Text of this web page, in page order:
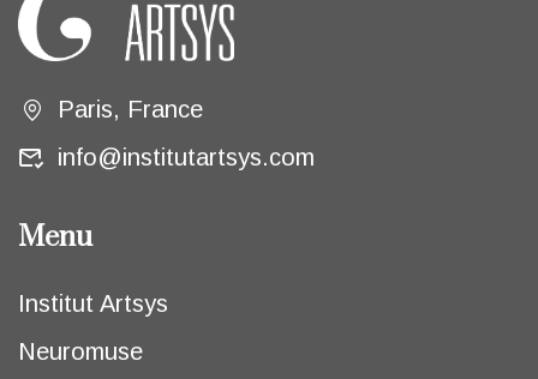
Paris, France
info@institutartsys.com
Menu
Institut Artsys
Neuromuse